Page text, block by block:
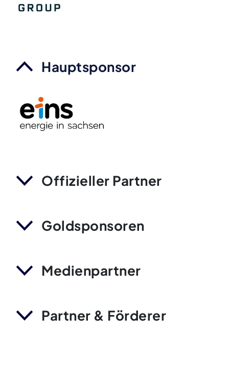
Hauptsponsor
Offizieller Partner
Goldsponsoren
Medienpartner
Partner & Förderer